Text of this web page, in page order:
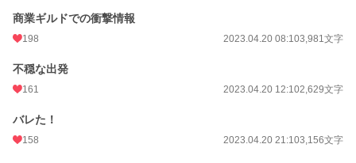
商業ギルドでの衝撃情報
198 2023.04.20 08:103,981文字
不穏な出発
161 2023.04.20 12:102,629文字
バレた！
158 2023.04.20 21:103,156文字